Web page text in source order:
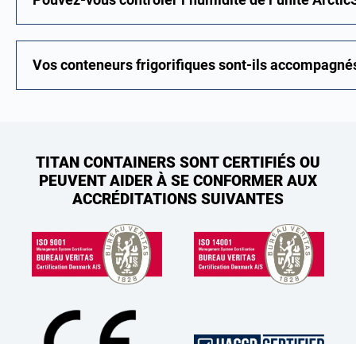
Vos conteneurs frigorifiques sont-ils
TITAN CONTAINERS SONT CERTIFIÉS OU
PEUVENT AIDER À SE CONFORMER AUX
ACCRÉDITATIONS SUIVANTES